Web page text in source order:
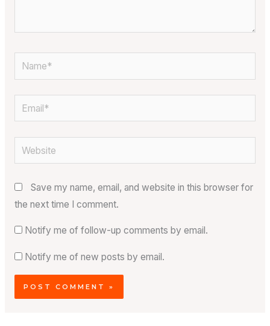
Name*
Email*
Website
Save my name, email, and website in this browser for
the next time I comment.
Notify me of follow-up comments by email.
Notify me of new posts by email.